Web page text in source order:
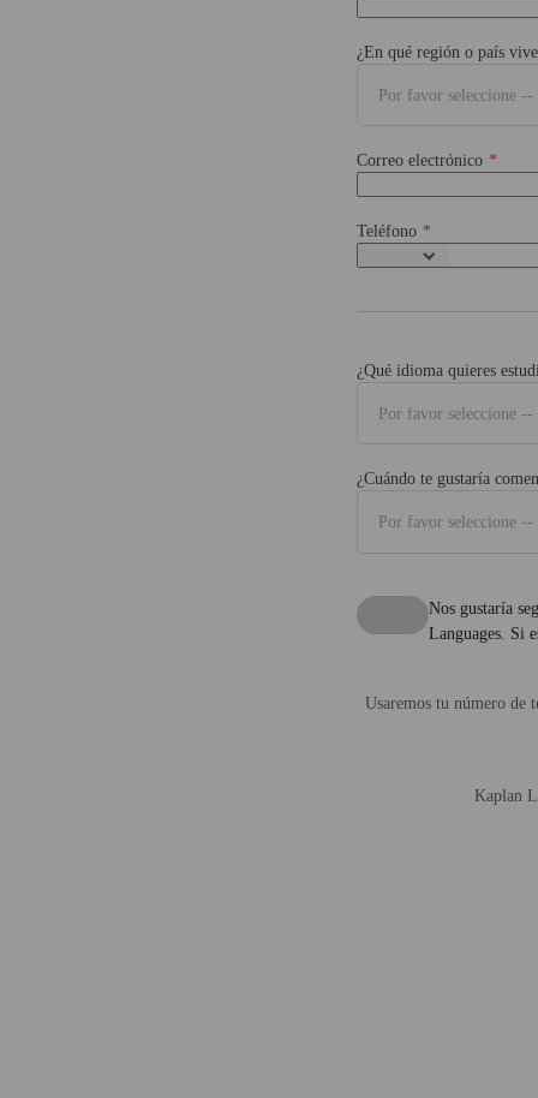
¿En qué región o país
Por favor seleccione --
Correo electrónico
Teléfono
¿Qué idioma quieres
Por favor seleccione --
¿Cuándo te gustaría
Por favor seleccione --
Nos gustaría
Languages. Si
Usaremos tu número de
Kaplan